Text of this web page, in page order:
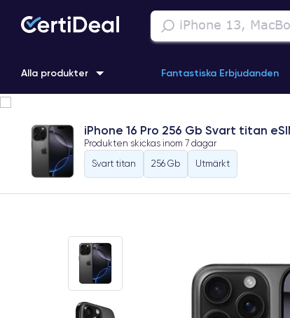
Alla produkter Fantastiska Erbjudanden
iPhone 11 Pro iPhone 15 Pro
iPhone 16 Pro 256 Gb Svart titan
Produkten skickas inom 7 dagar
Svart titan
256 Gb Utmärkt